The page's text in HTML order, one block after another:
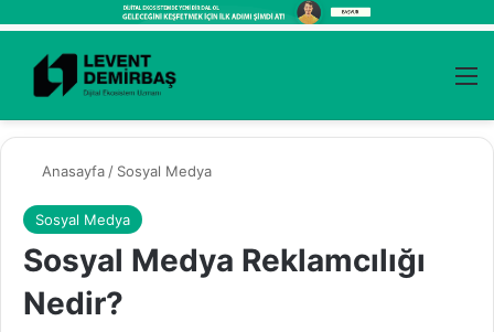
Kayıt Ol
Anasayfa / Sosyal Medya
Sosyal Medya
Sosyal Medya Reklamcılığı
Nedir?